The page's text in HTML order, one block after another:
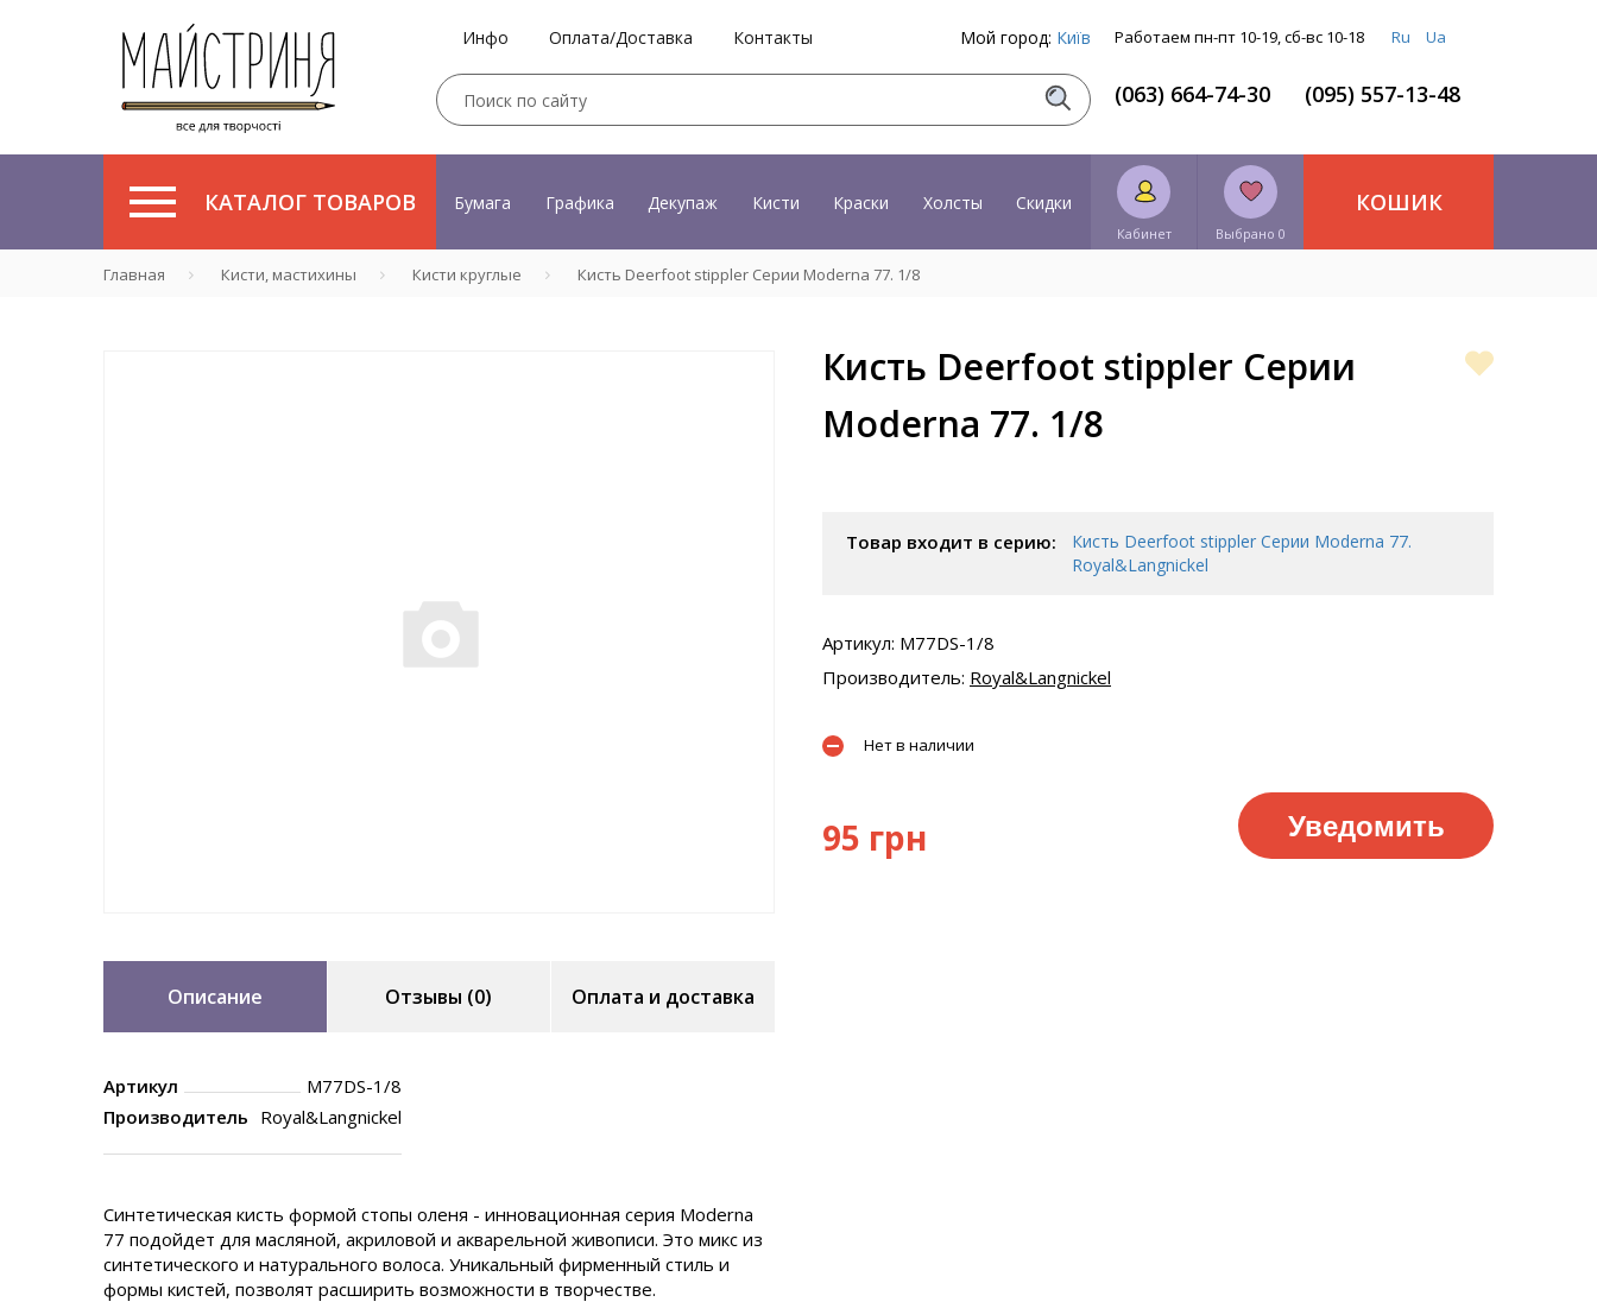
Инфо Оплата/Доставка Контакты Мой город: Київ Работаем пн-пт 10-19, сб-вс 10-18 Ru Ua
(063) 664-74-30 (095) 557-13-48
КАТАЛОГ ТОВАРОВ Бумага Графика Декупаж Кисти Краски Холсты Скидки
Кабинет Выбрано 0
КОШИК
Главная Кисти, мастихины Кисти круглые Кисть Deerfoot stippler Серии Moderna 77. 1/8
Описание Отзывы (0) Оплата и доставка
Артикул
M77DS-1/8
Производитель Royal&Langnickel
Синтетическая кисть формой стопы оленя - инновационная серия Moderna
77 подойдет для масляной, акриловой и акварельной живописи. Это микс из
синтетического и натурального волоса. Уникальный фирменный стиль и
формы кистей, позволят расширить возможности в творчестве.
Кисть Deerfoot stippler Серии
Moderna 77. 1/8
Товар входит в серию:
Кисть Deerfoot stippler Серии Moderna 77.
Royal&Langnickel
Артикул: M77DS-1/8
Производитель: Royal&Langnickel
Нет в наличии
95 грн Уведомить